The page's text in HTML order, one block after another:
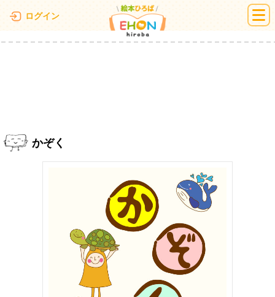
ログイン 絵本ひろば
かぞく